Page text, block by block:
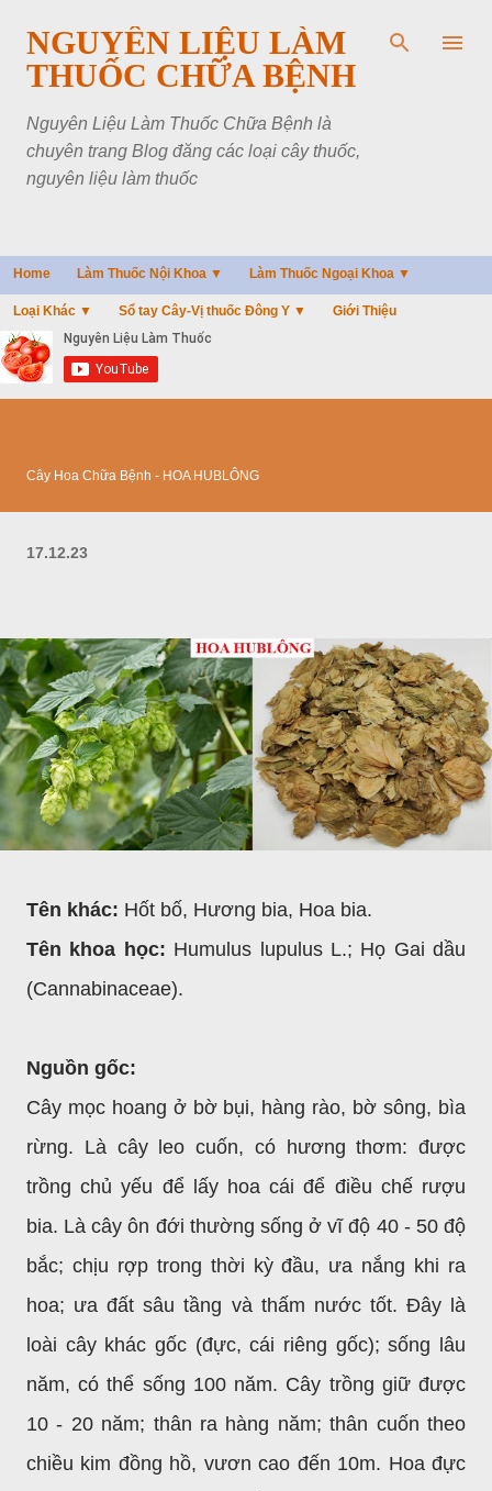
Chuyển đến nội dung chính
NGUYÊN LIỆU LÀM
THUỐC CHỮA BỆNH
Nguyên Liệu Làm Thuốc Chữa Bệnh là
chuyên trang Blog đăng các loại cây thuốc,
nguyên liệu làm thuốc
Home Làm Thuốc Nội Khoa ▼ Làm Thuốc Ngoại Khoa ▼
Loại Khác ▼ Sổ tay Cây-Vị thuốc Đông Y ▼ Giới Thiệu
Cây Hoa Chữa Bệnh - HOA HUBLÔNG
17.12.23
Tên khác: Hốt bố, Hương bia, Hoa bia.
Tên khoa học: Humulus lupulus L.; Họ Gai dầu
(Cannabinaceae).
Nguồn gốc:
Cây mọc hoang ở bờ bụi, hàng rào, bờ sông, bìa
rừng. Là cây leo cuốn, có hương thơm: được
trồng chủ yếu để lấy hoa cái để điều chế rượu
bia. Là cây ôn đới thường sống ở vĩ độ 40 - 50 độ
bắc; chịu rợp trong thời kỳ đầu, ưa nắng khi ra
hoa; ưa đất sâu tầng và thấm nước tốt. Đây là
loài cây khác gốc (đực, cái riêng gốc); sống lâu
năm, có thể sống 100 năm. Cây trồng giữ được
10 - 20 năm; thân ra hàng năm; thân cuốn theo
chiều kim đồng hồ, vươn cao đến 10m. Hoa đực